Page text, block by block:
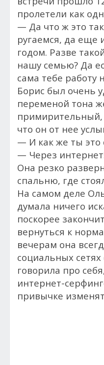
пролетели как
— Да что ж это
ругаемся, да еще
годом. Разве
нашу семью? Да
сама тебе работу
Борис был очень
переменой тона
что он от нее
— И как же ты это
— Через
Она резко
спальню, где
На самом деле
думала ничего
поскорее
вернуться к
вечерам она
социальных сетях
говорила про
интернет-
привычке